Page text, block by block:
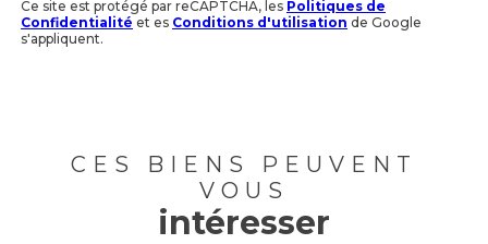
Ce site est protégé par reCAPTCHA, les Politiques de
Confidentialité et es Conditions d'utilisation de Google
s'appliquent.
CES BIENS PEUVENT
VOUS
intéresser